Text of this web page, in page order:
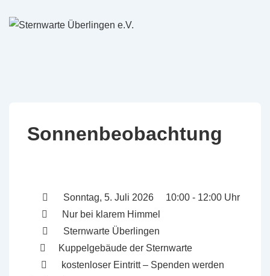
Zum
Sonnenbeobachtung
Sonntag, 5. Juli 2026 10:00 - 12:00 Uhr
Nur bei klarem Himmel
Sternwarte Überlingen
Kuppelgebäude der Sternwarte
kostenloser Eintritt – Spenden werden